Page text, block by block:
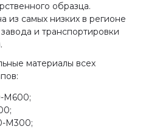
образца.
из самых низких в регионе
и транспортировки
материалы всех
М600;
М300;